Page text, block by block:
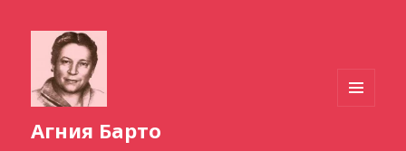
Агния Барто